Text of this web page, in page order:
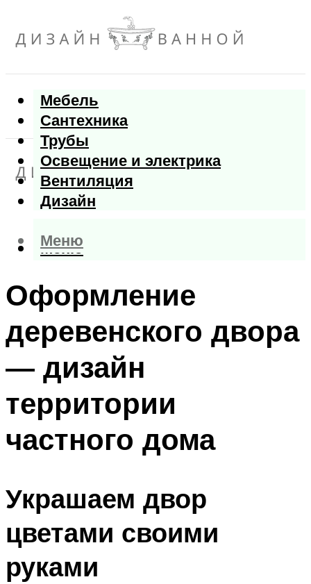
Мебель
Сантехника
Трубы
Освещение и электрика
Вентиляция
Дизайн
Меню
Меню
Оформление
деревенского двора
— дизайн
территории
частного дома
Украшаем двор
цветами своими
руками